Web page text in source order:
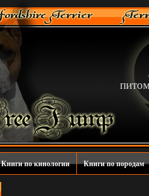
Книги по кинологии Книги по породам